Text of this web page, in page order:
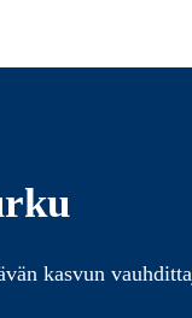
kasvun